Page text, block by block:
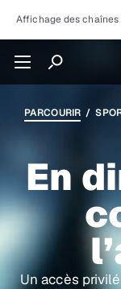
Affichage des chaînes
PARCOURIR/
En
Un accès